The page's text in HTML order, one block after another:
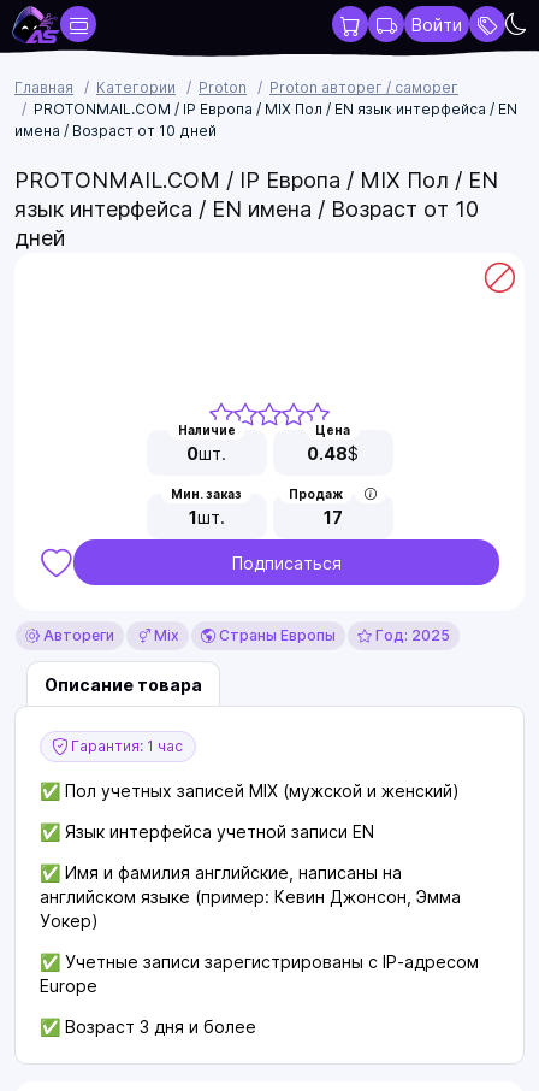
Войти
Главная Категории Proton
Proton авторег / саморег
PROTONMAIL.COM / IP Европа / MIX Пол / EN язык интерфейса / EN
имена / Возраст от 10 дней
PROTONMAIL.COM / IP Европа / MIX Пол / EN
язык интерфейса / EN имена / Возраст от 10
дней
Наличие
0шт.
Цена
0.48$
Мин. заказ
1шт.
Продаж
17
Подписаться
Автореги Mix Страны Европы Год: 2025
Описание товара
Гарантия: 1 час
✅ Пол учетных записей MIX (мужской и женский)
✅ Язык интерфейса учетной записи EN
✅ Имя и фамилия английские, написаны на
английском языке (пример: Кевин Джонсон, Эмма
Уокер)
✅ Учетные записи зарегистрированы с IP-адресом
Europe
✅ Возраст 3 дня и более